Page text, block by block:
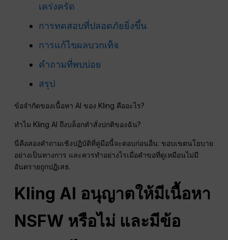
เคร่งครัด
การทดสอบที่ปลอดภัยยิ่งขึ้น
การแก้ไขผลบวกเท็จ
คำถามที่พบบ่อย
สรุป
ข้อจำกัดของเนื้อหา AI ของ Kling คืออะไร?
ทำไม Kling AI ถึงบล็อกคำสั่งปกติของฉัน?
นี่คือสองคำถามเชิงปฏิบัติที่คู่มือนี้จะตอบก่อนอื่น: ขอบเขตนโยบาย
อย่างเป็นทางการ และควรทำอย่างไรเมื่อคำขอที่ดูเหมือนไม่มี
อันตรายถูกปฏิเสธ.
Kling AI อนุญาตให้มีเนื้อหา
NSFW หรือไม่ และมีข้อ